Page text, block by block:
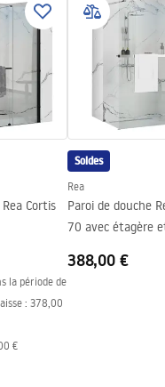
1000
mm
Non
Oui
Oui
Electroplating
150
mm
24 mois
Faucets_-_5.pdf
Cortis
la période de
: 378,00
€
Soldes
Rea
Paroi de douche
70 avec étagère
388,00 €